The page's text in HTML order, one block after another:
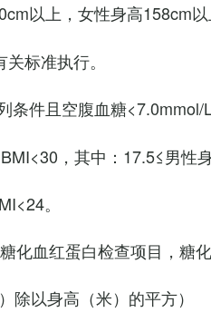
以上，女性身高158cm以
标准执行。
条件且空腹血糖<7.0mmol/L
，其中：17.5≤男性
。
化血红蛋白检查项目，糖
除以身高（米）的平方）